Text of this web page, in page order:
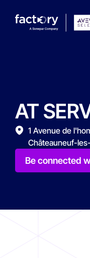
What are you
AT
1 Avenue de
Châteauneuf-
Be connected